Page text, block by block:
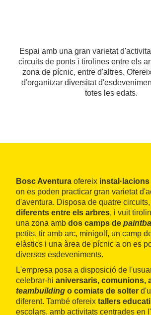
Espai amb una gran varietat
circuits de ponts i tirolines entre els
zona de pícnic, entre d'altres.
d'organitzar diversitat
totes les edats.
Bosc Aventura ofereix
on es poden practicar gran varietat
d'aventura. Disposa de quatre
diferents entre els arbres, i vuit
una zona amb dos camps de
petits, tir amb arc, minigolf, un camp
elàstics i una àrea de pícnic a on es
diversos esdeveniments.
L'empresa posa a disposició de
celebrar-hi aniversaris, comunions,
teambuilding o comiats de solter
diferent. També ofereix tallers
escolars, amb activitats centrades en